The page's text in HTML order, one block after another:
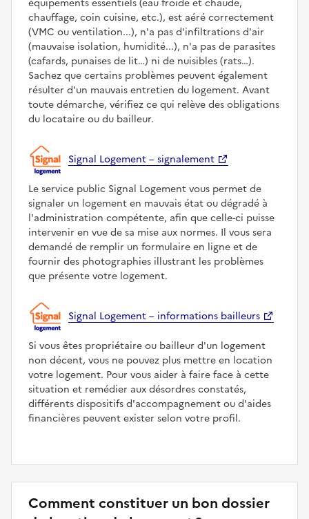
chauffage, coin cuisine, etc.), est aéré correctement
(VMC ou ventilation...), n'a pas d'infiltrations d'air
(mauvaise isolation, humidité...), n'a pas de parasites
(cafards, punaises de lit…) ni de nuisibles (rats…).
Sachez que certains problèmes peuvent également
résulter d'un mauvais entretien du logement. Avant
toute démarche, vérifiez ce qui relève des obligations
du locataire ou du bailleur.
Signal Logement – signalement
Le service public Signal Logement vous permet de
signaler un logement en mauvais état ou dégradé à
l'administration compétente, afin que celle-ci puisse
intervenir en vue de sa mise aux normes. Il vous sera
demandé de remplir un formulaire en ligne et de
fournir des photographies illustrant les problèmes
que présente votre logement.
Signal Logement – informations bailleurs
Si vous êtes propriétaire ou bailleur d'un logement
non décent, vous ne pouvez plus mettre en location
votre logement. Pour vous aider à faire face à cette
situation et remédier aux désordres constatés,
différents dispositifs d'accompagnement ou d'aides
financières peuvent exister selon votre profil.
Comment constituer un bon dossier